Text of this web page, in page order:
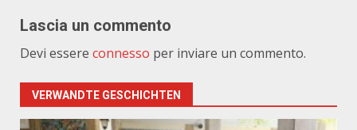
Lascia un commento
Devi essere connesso per inviare un commento.
VERWANDTE GESCHICHTEN